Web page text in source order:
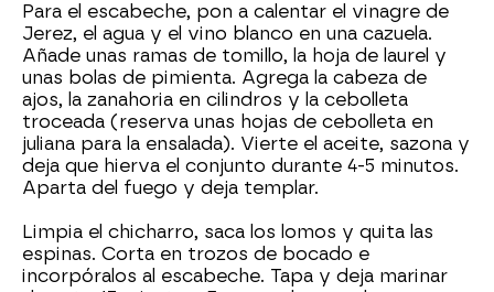
Para el escabeche, pon a calentar el vinagre de
Jerez, el agua y el vino blanco en una cazuela.
Añade unas ramas de tomillo, la hoja de laurel y
unas bolas de pimienta. Agrega la cabeza de
ajos, la zanahoria en cilindros y la cebolleta
troceada (reserva unas hojas de cebolleta en
juliana para la ensalada). Vierte el aceite, sazona y
deja que hierva el conjunto durante 4-5 minutos.
Aparta del fuego y deja templar.
Limpia el chicharro, saca los lomos y quita las
espinas. Corta en trozos de bocado e
incorpóralos al escabeche. Tapa y deja marinar